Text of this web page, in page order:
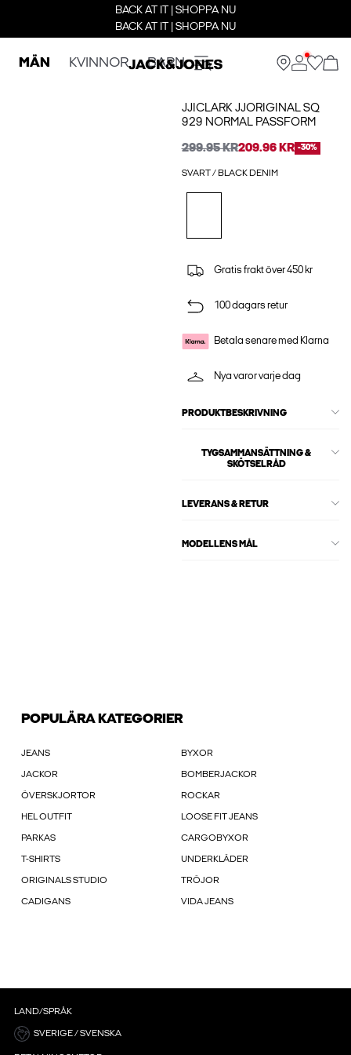
BACK AT IT | SHOPPA NU
BACK AT IT | SHOPPA NU
MÄN KVINNOR BARN
JJICLARK JJORIGINAL SQ
929 NORMAL PASSFORM
299.95 KR209.96 KR -30%
SVART / BLACK DENIM
Gratis frakt över 450 kr
100 dagars retur
Betala senare med Klarna
Nya varor varje dag
PRODUKTBESKRIVNING
TYGSAMMANSÄTTNING &
SKÖTSELRÅD
LEVERANS & RETUR
MODELLENS MÅL
POPULÄRA KATEGORIER
JEANS BYXOR
JACKOR BOMBERJACKOR
ÖVERSKJORTOR ROCKAR
HEL OUTFIT LOOSE FIT JEANS
PARKAS CARGOBYXOR
T-SHIRTS UNDERKLÄDER
ORIGINALS STUDIO TRÖJOR
CADIGANS VIDA JEANS
LAND/SPRÅK
SVERIGE / SVENSKA